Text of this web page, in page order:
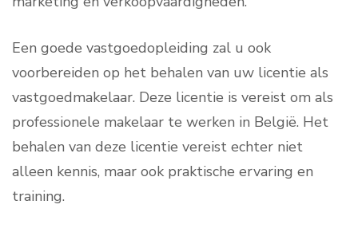
Een goede vastgoedopleiding zal u ook
voorbereiden op het behalen van uw licentie als
vastgoedmakelaar. Deze licentie is vereist om als
professionele makelaar te werken in België. Het
behalen van deze licentie vereist echter niet
alleen kennis, maar ook praktische ervaring en
training.